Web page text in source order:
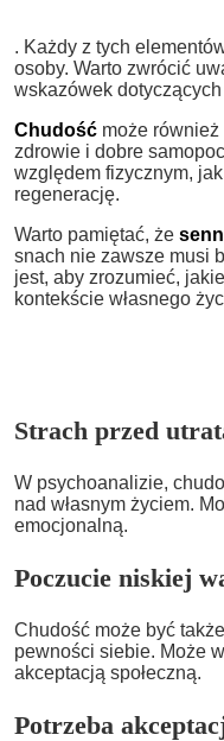
. Każdy z tych
osoby. Warto zwrócić
wskazówek
Chudość może
zdrowie i dobre
względem fizycznym,
regenerację.
Warto pamiętać, że
snach nie zawsze musi
jest, aby zrozumieć,
kontekście własnego
Strach przed
W psychoanalizie,
nad własnym życiem.
emocjonalną.
Poczucie niskiej
Chudość może być
pewności siebie. Może
akceptacją społeczną.
Potrzeba